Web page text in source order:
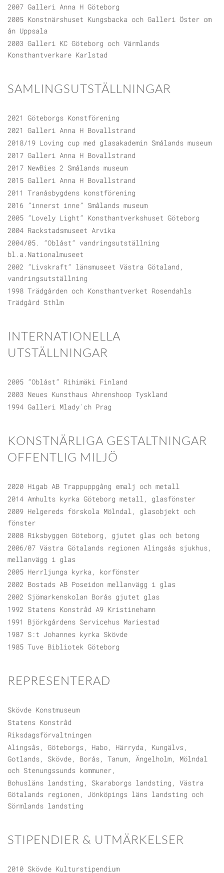
2007 Galleri Anna H Göteborg
2005 Konstnärshuset Kungsbacka och Galleri Öster om
ån Uppsala
2003 Galleri KC Göteborg och Värmlands
Konsthantverkare Karlstad
SAMLINGSUTSTÄLLNINGAR
2021 Göteborgs Konstförening
2021 Galleri Anna H Bovallstrand
2018/19 Loving cup med glasakademin Smålands museum
2017 Galleri Anna H Bovallstrand
2017 NewBies 2 Smålands museum
2015 Galleri Anna H Bovallstrand
2011 Tranåsbygdens konstförening
2016 ”innerst inne” Smålands museum
2005 ”Lovely Light” Konsthantverkshuset Göteborg
2004 Rackstadsmuseet Arvika
2004/05. ”Oblåst” vandringsutställning
bl.a.Nationalmuseet
2002 ”Livskraft” länsmuseet Västra Götaland,
vandringsutställning
1998 Trädgården och Konsthantverket Rosendahls
Trädgård Sthlm
INTERNATIONELLA
UTSTÄLLNINGAR
2005 ”Oblåst” Rihimäki Finland
2003 Neues Kunsthaus Ahrenshoop Tyskland
1994 Galleri Mlady´ch Prag
KONSTNÄRLIGA GESTALTNINGAR
OFFENTLIG MILJÖ
2020 Higab AB Trappuppgång emalj och metall
2014 Amhults kyrka Göteborg metall, glasfönster
2009 Helgereds förskola Mölndal, glasobjekt och
fönster
2008 Riksbyggen Göteborg, gjutet glas och betong
2006/07 Västra Götalands regionen Alingsås sjukhus,
mellanvägg i glas
2005 Herrljunga kyrka, korfönster
2002 Bostads AB Poseidon mellanvägg i glas
2002 Sjömarkenskolan Borås gjutet glas
1992 Statens Konstråd A9 Kristinehamn
1991 Björkgårdens Servicehus Mariestad
1987 S:t Johannes kyrka Skövde
1985 Tuve Bibliotek Göteborg
REPRESENTERAD
Skövde Konstmuseum
Statens Konstråd
Riksdagsförvaltningen
Alingsås, Göteborgs, Habo, Härryda, Kungälvs,
Gotlands, Skövde, Borås, Tanum, Ängelholm, Mölndal
och Stenungssunds kommuner,
Bohusläns landsting, Skaraborgs landsting, Västra
Götalands regionen, Jönköpings läns landsting och
Sörmlands landsting
STIPENDIER & UTMÄRKELSER
2010 Skövde Kulturstipendium